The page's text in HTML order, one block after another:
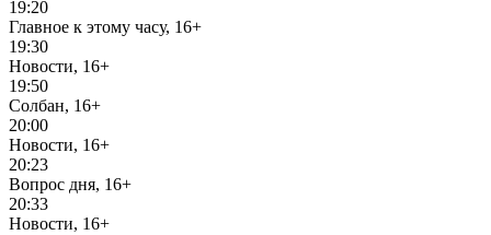
19:20
Главное к этому часу, 16+
19:30
Новости, 16+
19:50
Солбан, 16+
20:00
Новости, 16+
20:23
Вопрос дня, 16+
20:33
Новости, 16+